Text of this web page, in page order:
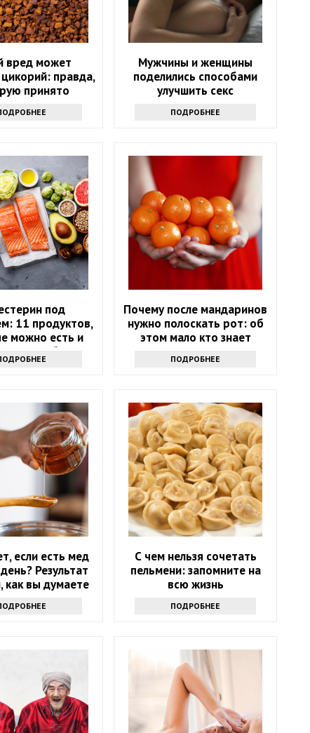
вред может
правда,
принято
Мужчины и женщины
поделились способами
улучшить секс
ПОДРОБНЕЕ
под
11 продуктов,
можно есть и
стоит избегать
Почему после мандаринов
нужно полоскать рот: об
этом мало кто знает
ПОДРОБНЕЕ
если есть мед
Результат
как вы думаете
С чем нельзя сочетать
пельмени: запомните на
всю жизнь
ПОДРОБНЕЕ